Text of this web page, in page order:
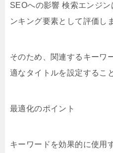
SEOへの影響 検索エンジ
ンキング要素として評価し
そのため、関連するキーワ
適なタイトルを設定するこ
最適化のポイント
キーワードを効果的に使用